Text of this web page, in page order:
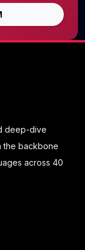
deep-dive
the backbone
across 40